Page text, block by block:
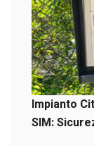
Impianto
SIM: